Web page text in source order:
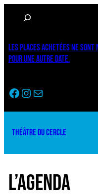
LES PLACES ACHETÉES NE SONT
POUR UNE AUTRE DATE.
Facebook
Instagram
Newsletter
THÉÂTRE DU CERCLE
L’AGENDA